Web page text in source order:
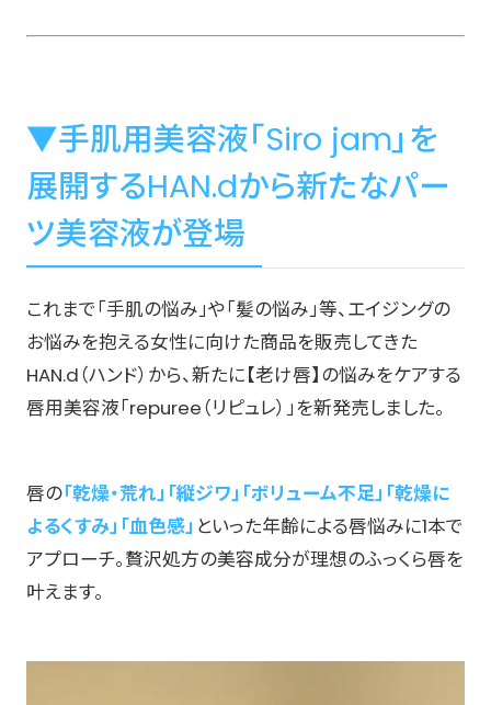
▼手肌用美容液「Siro jam」を
展開するHAN.dから新たなパー
ツ美容液が登場
これまで「手肌の悩み」や「髪の悩み」等、エイジングの
お悩みを抱える女性に向けた商品を販売してきた
HAN.d（ハンド）から、新たに【老け唇】の悩みをケアする
唇用美容液「repuree（リピュレ）」を新発売しました。
唇の「乾燥・荒れ」「縦ジワ」「ボリューム不足」「乾燥に
よるくすみ」「血色感」 といった年齢による唇悩みに1本で
アプローチ。贅沢処方の美容成分が理想のふっくら唇を
叶えます。